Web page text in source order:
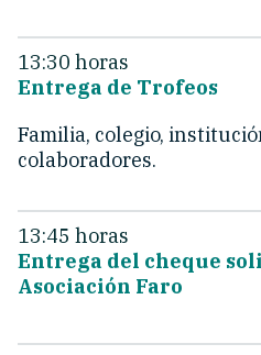
13:30 horas
Entrega de Trofeos
Familia, colegio,
colaboradores.
13:45 horas
Entrega del cheque
Asociación Faro